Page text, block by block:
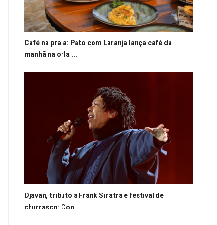
Café na praia: Pato com Laranja lança café da
manhã na orla ...
Djavan, tributo a Frank Sinatra e festival de
churrasco: Con...